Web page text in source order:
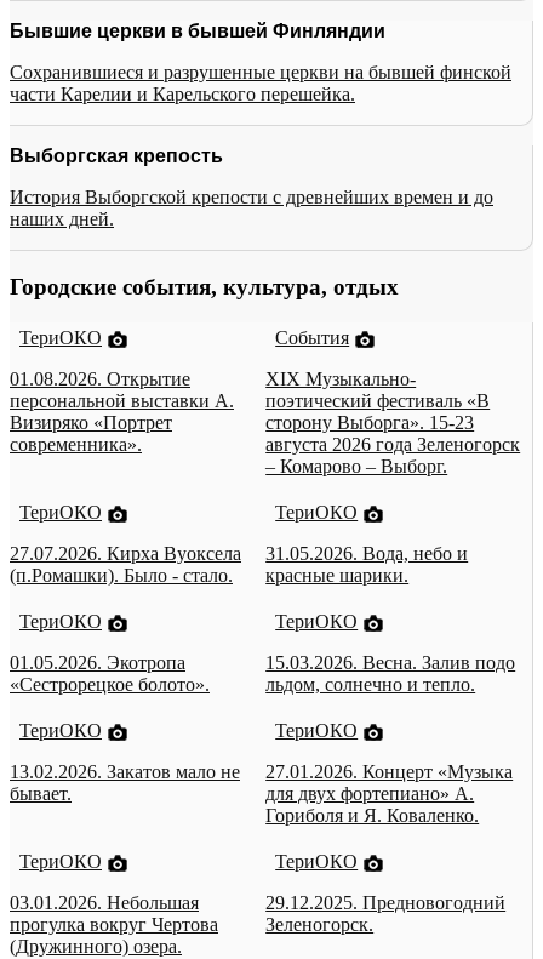
Бывшие церкви в бывшей Финляндии
Сохранившиеся и разрушенные церкви на бывшей финской
части Карелии и Карельского перешейка.
Выборгская крепость
История Выборгской крепости с древнейших времен и до
наших дней.
Городские события, культура, отдых
ТериОКО
01.08.2026. Открытие
персональной выставки А.
Визиряко «Портрет
современника».
События
XIX Музыкально-
поэтический фестиваль «В
сторону Выборга». 15-23
августа 2026 года Зеленогорск
– Комарово – Выборг.
ТериОКО
27.07.2026. Кирха Вуоксела
(п.Ромашки). Было - стало.
ТериОКО
31.05.2026. Вода, небо и
красные шарики.
ТериОКО
01.05.2026. Экотропа
«Сестрорецкое болото».
ТериОКО
15.03.2026. Весна. Залив подо
льдом, солнечно и тепло.
ТериОКО
13.02.2026. Закатов мало не
бывает.
ТериОКО
27.01.2026. Концерт «Музыка
для двух фортепиано» А.
Гориболя и Я. Коваленко.
ТериОКО
03.01.2026. Небольшая
прогулка вокруг Чертова
(Дружинного) озера.
ТериОКО
29.12.2025. Предновогодний
Зеленогорск.